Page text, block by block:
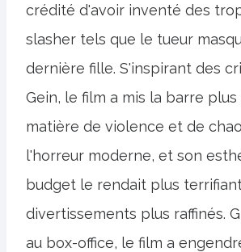
crédité d'avoir inventé des
slasher tels que le tueur
dernière fille. S'inspirant des
Gein, le film a mis la barre
matière de violence et de
l'horreur moderne, et son
budget le rendait plus
divertissements plus raffinés.
au box-office, le film a